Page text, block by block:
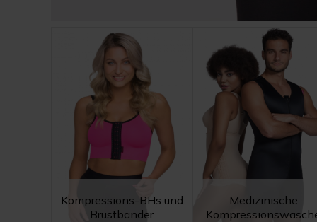
Kompressions-BHs und
Brustbänder
Medizinische